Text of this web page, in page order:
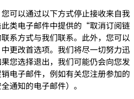
可以通过以下方式停止接收来自我
类电子邮件中提供的“取消订阅链
系方式与我们联系。此外，您可以
更改首选项。我们将尽一切努力迅
您选择退出，我们可能仍会向您发
电子邮件，例如有关您注册参加的
通知的电子邮件）。